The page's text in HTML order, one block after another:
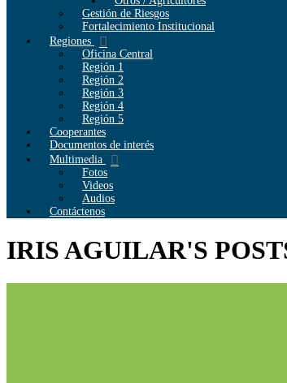
Gestión de Riesgos
Fortalecimiento Institucional
Regiones
Oficina Central
Región 1
Región 2
Región 3
Región 4
Región 5
Cooperantes
Documentos de interés
Multimedia
Fotos
Videos
Audios
Contáctenos
IRIS AGUILAR'S